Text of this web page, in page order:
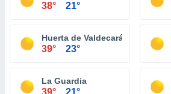
38° 21°
Huerta de Valdecarábanos
39° 23°
La Guardia
39° 21°